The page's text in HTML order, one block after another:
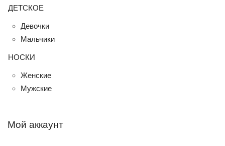
ДЕТСКОЕ
Девочки
Мальчики
НОСКИ
Женские
Мужские
Мой аккаунт